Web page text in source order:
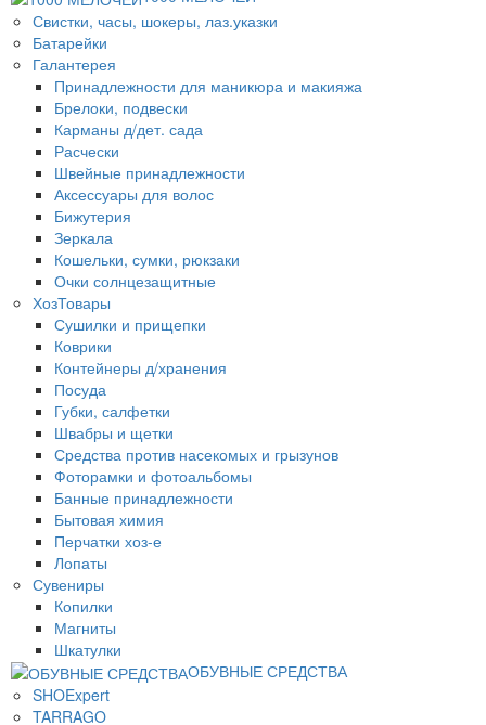
Свистки, часы, шокеры, лаз.указки
Батарейки
Галантерея
Принадлежности для маникюра и макияжа
Брелоки, подвески
Карманы д/дет. сада
Расчески
Швейные принадлежности
Аксессуары для волос
Бижутерия
Зеркала
Кошельки, сумки, рюкзаки
Очки солнцезащитные
ХозТовары
Сушилки и прищепки
Коврики
Контейнеры д/хранения
Посуда
Губки, салфетки
Швабры и щетки
Средства против насекомых и грызунов
Фоторамки и фотоальбомы
Банные принадлежности
Бытовая химия
Перчатки хоз-е
Лопаты
Сувениры
Копилки
Магниты
Шкатулки
ОБУВНЫЕ СРЕДСТВА
SHOExpert
TARRAGO